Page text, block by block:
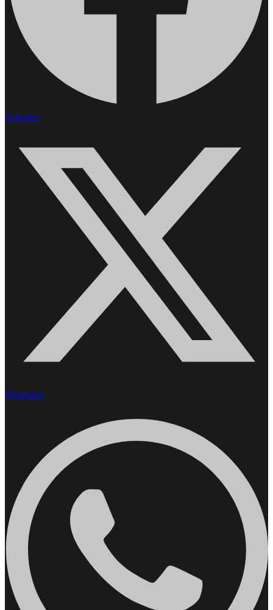
X-twitter
Whatsapp